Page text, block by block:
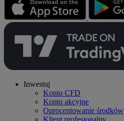
Inwestuj
Konto CFD
Konto akcyjne
Oprocentowanie środków